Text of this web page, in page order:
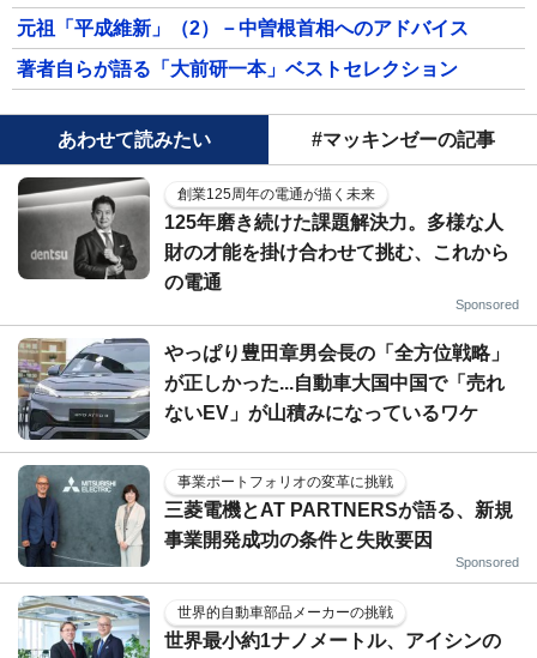
元祖「平成維新」（2）－中曽根首相へのアドバイス
著者自らが語る「大前研一本」ベストセレクション
あわせて読みたい #マッキンゼーの記事
創業125周年の電通が描く未来
125年磨き続けた課題解決力。多様な人
財の才能を掛け合わせて挑む、これから
の電通
Sponsored
やっぱり豊田章男会長の「全方位戦略」
が正しかった...自動車大国中国で「売れ
ないEV」が山積みになっているワケ
事業ポートフォリオの変革に挑戦
三菱電機とAT PARTNERSが語る、新規
事業開発成功の条件と失敗要因
Sponsored
世界的自動車部品メーカーの挑戦
世界最小約1ナノメートル、アイシンの